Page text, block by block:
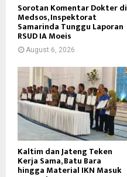
Sorotan Komentar Dokter di
Medsos, Inspektorat
Samarinda Tunggu Laporan
RSUD IA Moeis
August 6, 2026
Kaltim dan Jateng Teken
Kerja Sama, Batu Bara
hingga Material IKN Masuk